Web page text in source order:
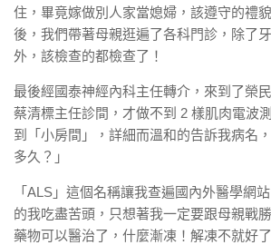
住，畢竟嫁做別人家當媳婦，該遵守的禮
後，我們帶著母親逛遍了各科門診，除了
外，該檢查的都檢查了！
最後經國泰神經內科主任轉介，來到了榮
蔡清標主任診間，才做不到 2 樣肌肉電波
到「小房間」，詳細而溫和的告訴我病名
多久？」
「ALS」這個名稱讓我查遍國內外醫學網
的我吃盡苦頭，只想著我一定要跟母親戰
藥物可以醫治了，什麼漸凍！解凍不就好